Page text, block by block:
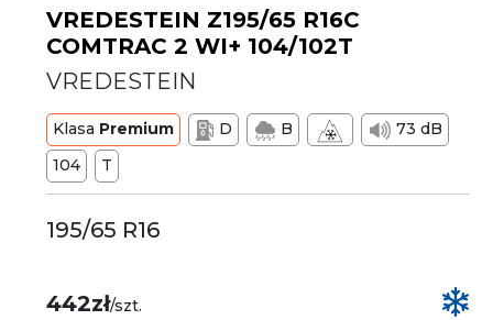
VREDESTEIN Z195/65 R16C
COMTRAC 2 WI+ 104/102T
VREDESTEIN
Klasa Premium D B
73 dB
104
T
195/65 R16
442zł/szt.